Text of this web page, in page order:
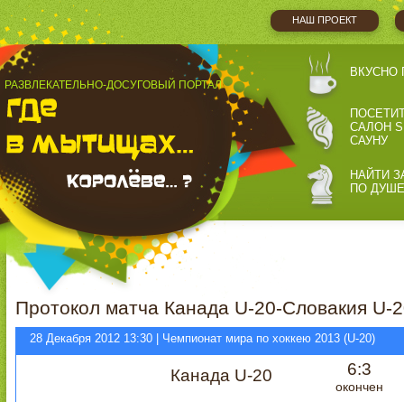
НАШ ПРОЕКТ
РАЗВЛЕКАТЕЛЬНО-ДОСУГОВЫЙ ПОРТАЛ
ВКУСНО
САЛОН
САУНУ
НАЙТИ
ПО ДУШЕ
Протокол матча Канада U-20-Словакия
28 Декабря 2012 13:30 | Чемпионат мира по хоккею 2013 (U-20)
Канада U-20 6:3
окончен